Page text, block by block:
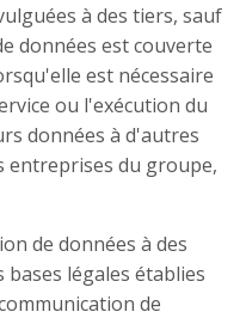
à des tiers, sauf
données est couverte
est nécessaire
ou l'exécution du
données à d'autres
entreprises du groupe,
de données à des
légales établies
de